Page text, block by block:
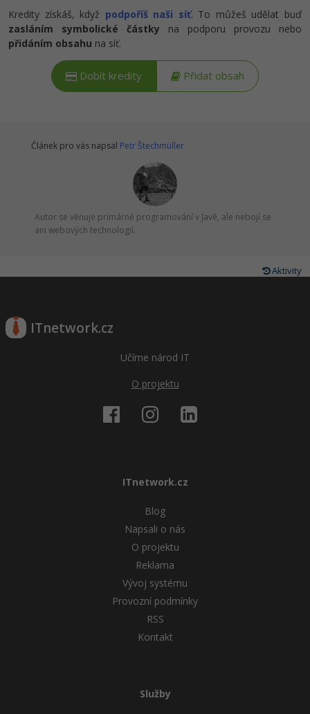
Kredity získáš, když podpoříš naši síť. To můžeš udělat buď
zasláním symbolické částky na podporu provozu nebo
přidáním obsahu na síť.
Dobít kredity Přidat obsah
Článek pro vás napsal Petr Štechmüller
Autor se věnuje primárně programování v Javě, ale nebojí se
ani webových technologií.
Aktivity
ITnetwork.cz
Učíme národ IT
O projektu
ITnetwork.cz
Blog
Napsali o nás
O projektu
Reklama
Vývoj systému
Provozní podmínky
RSS
Kontakt
Služby